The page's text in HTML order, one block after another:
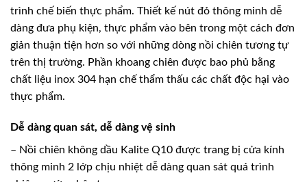
trình chế biến thực phẩm. Thiết kế nút đỏ thông minh dễ
dàng đưa phụ kiện, thực phẩm vào bên trong một cách đơn
giản thuận tiện hơn so với những dòng nồi chiên tương tự
trên thị trường. Phần khoang chiên được bao phủ bằng
chất liệu inox 304 hạn chế thẩm thấu các chất độc hại vào
thực phẩm.
Dễ dàng quan sát, dễ dàng vệ sinh
– Nồi chiên không dầu Kalite Q10 được trang bị cửa kính
thông minh 2 lớp chịu nhiệt dễ dàng quan sát quá trình